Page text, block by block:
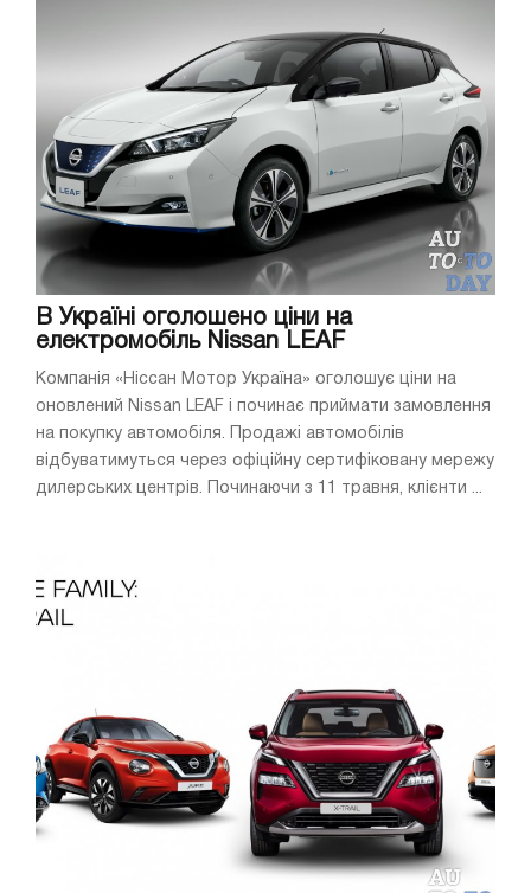
В Україні оголошено ціни на
електромобіль Nissan LEAF
Компанія «Ніссан Мотор Україна» оголошує ціни на
оновлений Nissan LEAF і починає приймати замовлення
на покупку автомобіля. Продажі автомобілів
відбуватимуться через офіційну сертифіковану мережу
дилерських центрів. Починаючи з 11 травня, клієнти ...